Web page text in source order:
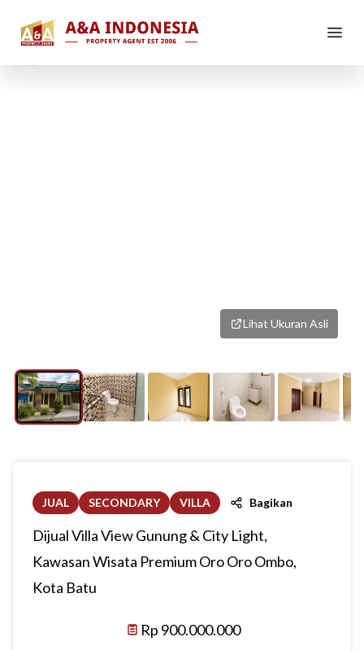
Lihat Ukuran Asli
JUAL SECONDARY VILLA Bagikan
Dijual Villa View Gunung & City Light,
Kawasan Wisata Premium Oro Oro Ombo,
Kota Batu
Rp 900.000.000